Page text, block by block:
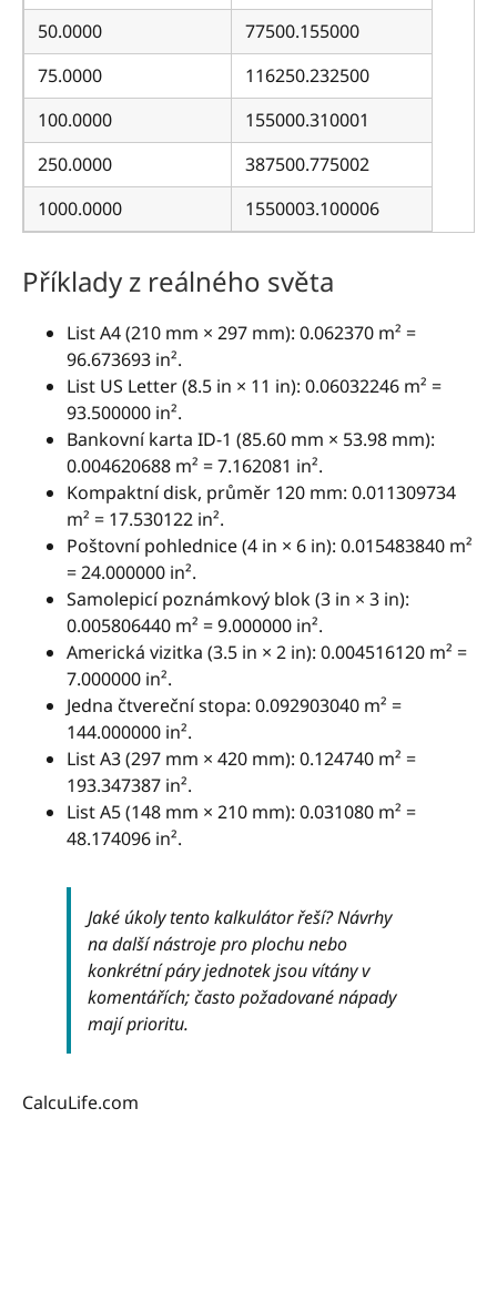
50.0000
77500.155000
75.0000
116250.232500
100.0000
155000.310001
250.0000
387500.775002
1000.0000
1550003.100006
Příklady z reálného světa
List A4 (210 mm × 297 mm): 0.062370 m² =
96.673693 in².
List US Letter (8.5 in × 11 in): 0.06032246 m² =
93.500000 in².
Bankovní karta ID-1 (85.60 mm × 53.98 mm):
0.004620688 m² = 7.162081 in².
Kompaktní disk, průměr 120 mm: 0.011309734
m² = 17.530122 in².
Poštovní pohlednice (4 in × 6 in): 0.015483840 m²
= 24.000000 in².
Samolepicí poznámkový blok (3 in × 3 in):
0.005806440 m² = 9.000000 in².
Americká vizitka (3.5 in × 2 in): 0.004516120 m² =
7.000000 in².
Jedna čtvereční stopa: 0.092903040 m² =
144.000000 in².
List A3 (297 mm × 420 mm): 0.124740 m² =
193.347387 in².
List A5 (148 mm × 210 mm): 0.031080 m² =
48.174096 in².
Jaké úkoly tento kalkulátor řeší? Návrhy
na další nástroje pro plochu nebo
konkrétní páry jednotek jsou vítány v
komentářích; často požadované nápady
mají prioritu.
CalcuLife.com